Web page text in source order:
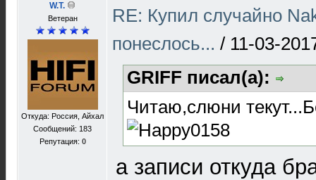
W.T.
Ветеран
Откуда: Россия, Айхал
Сообщений: 183
Репутация: 0
RE: Купил случайно
понеслось... / 11-03-
GRIFF писал(а):
Читаю,слюни
а записи откуда